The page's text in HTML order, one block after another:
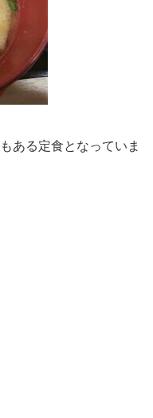
ある定食となっていま